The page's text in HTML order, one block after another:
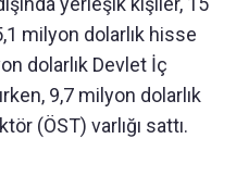
milyon dolarlık hisse
dolarlık Devlet İç
9,7 milyon dolarlık
(ÖST) varlığı sattı.